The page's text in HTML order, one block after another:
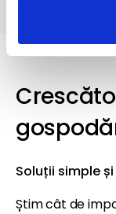
Soluții simple
Știm cât de